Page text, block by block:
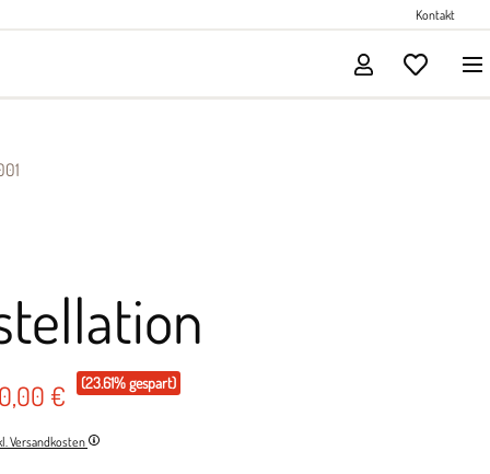
Kontakt
€ (23.61% gespart)
Versandkosten